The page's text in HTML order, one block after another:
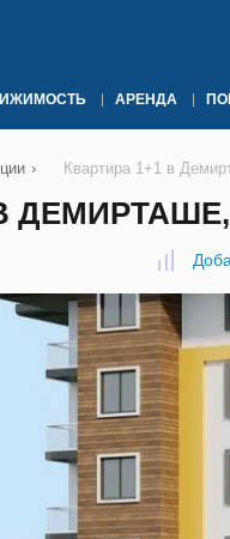
АРЕНДА
› Квартира 1+1 в